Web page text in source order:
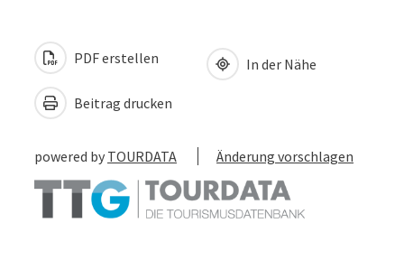
PDF erstellen
Beitrag drucken
In der Nähe
powered by TOURDATA Änderung vorschlagen